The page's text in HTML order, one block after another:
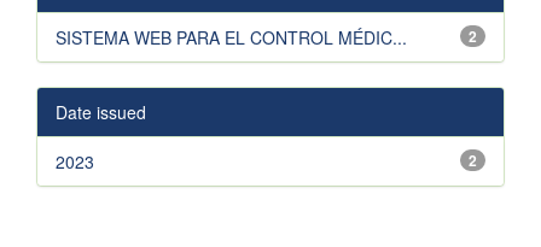
2
SISTEMA WEB PARA EL CONTROL MÉDIC...
Date issued
2
2023